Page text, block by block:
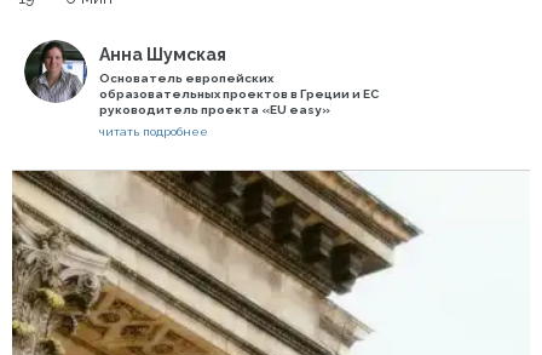
Анна Шумская
Основатель европейских
образовательных проектов в Греции и ЕС
руководитель проекта «EU easy»
читать подробнее